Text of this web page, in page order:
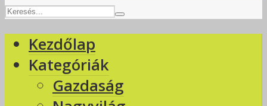
Kezdőlap
Kategóriák
Gazdaság